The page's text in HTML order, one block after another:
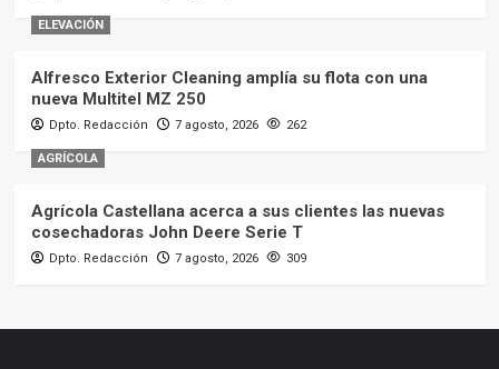
ELEVACIÓN
Alfresco Exterior Cleaning amplía su flota con una
nueva Multitel MZ 250
Dpto. Redacción 7 agosto, 2026 262
AGRÍCOLA
Agrícola Castellana acerca a sus clientes las nuevas
cosechadoras John Deere Serie T
Dpto. Redacción 7 agosto, 2026 309